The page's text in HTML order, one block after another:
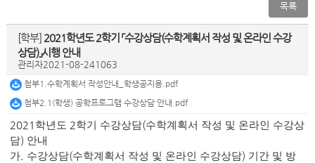
목록
[학부] 2021학년도 2학기 「수강상담(수학계획서 작성 및 온라인 수강
상담)」시행 안내
관리자2021-08-241063
첨부1.수학계획서 작성안내_학생공지용.pdf
첨부2.1(학생) 공학프로그램 수강상담 안내.pdf
2021 학년도 2학기 수강상담(수학계획서 작성 및 온라인 수강상
담) 안내
가. 수강상담(수학계획서 작성 및 온라인 수강상담) 기간 및 방